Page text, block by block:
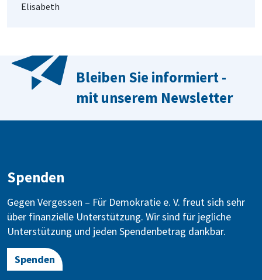
Elisabeth
Bleiben Sie informiert -
mit unserem Newsletter
Spenden
Gegen Vergessen – Für Demokratie e. V. freut sich sehr
über finanzielle Unterstützung. Wir sind für jegliche
Unterstützung und jeden Spendenbetrag dankbar.
Spenden